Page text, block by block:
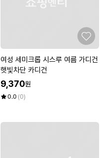
여성 세미크롭 시스루 여름 가디건
햇빛차단 카디건
9,370원
0.0 (0)